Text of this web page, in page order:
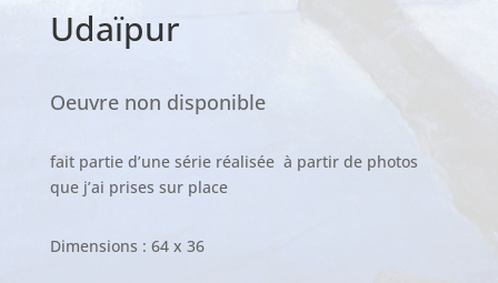
Udaïpur
Oeuvre non disponible
fait partie d’une série réalisée à partir de photos
que j’ai prises sur place
Dimensions : 64 x 36